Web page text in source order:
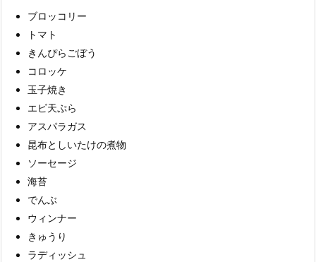
ブロッコリー
トマト
きんぴらごぼう
コロッケ
玉子焼き
エビ天ぷら
アスパラガス
昆布としいたけの煮物
ソーセージ
海苔
でんぶ
ウィンナー
きゅうり
ラディッシュ